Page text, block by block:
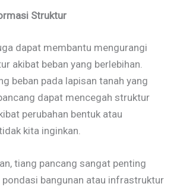
Struktur
dapat membantu mengurangi
akibat beban yang berlebihan.
beban pada lapisan tanah yang
dapat mencegah struktur
perubahan bentuk atau
kita inginkan.
tiang pancang sangat penting
bangunan atau infrastruktur